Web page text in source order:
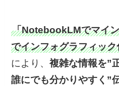
「NotebookLMでマイ
でインフォグラフィック
により、複雑な情報を”
誰にでも分かりやすく”